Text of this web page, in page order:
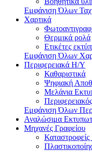
Εμφάνιση Όλων
Χαρτικά
Θερμικά ρολά
Ετικέτες
Εμφάνιση Όλων
Περιφερειακά Η/Υ
Καθαριστικά
Ψηφιακή
Μελάνια
Εμφάνιση Όλων
Αναλώσιμα
Μηχανές Γραφείου